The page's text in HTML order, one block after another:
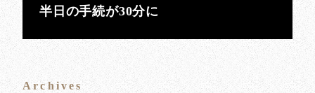
半日の手続が30分に
Archives